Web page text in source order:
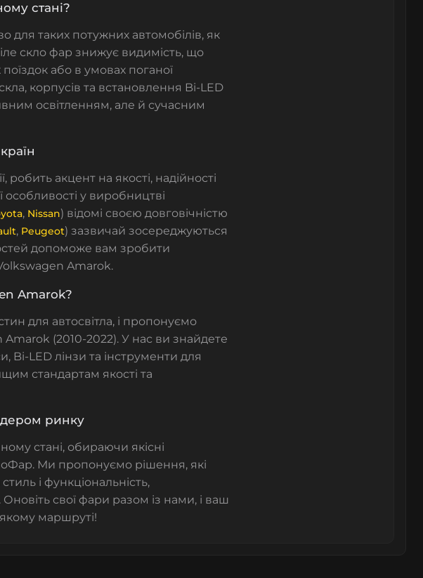
стані?
таких потужних автомобілів, як
скло фар знижує видимість, що
або в умовах поганої
корпусів та встановлення Bi-LED
освітленням, але й сучасним
акцент на якості, надійності
особливості у виробництві
, Nissan) відомі своєю довговічністю
, Peugeot) зазвичай зосереджуються
допоможе вам зробити
Amarok.
Amarok?
для автосвітла, і пропонуємо
(2010-2022). У нас ви знайдете
Bi-LED лінзи та інструменти для
стандартам якості та
ринку
стані, обираючи якісні
Ми пропонуємо рішення, які
і функціональність,
свої фари разом із нами, і ваш
маршруті!